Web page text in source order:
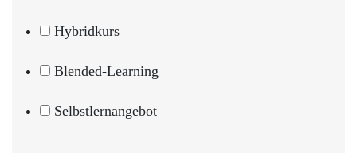
Hybridkurs
Blended-Learning
Selbstlernangebot